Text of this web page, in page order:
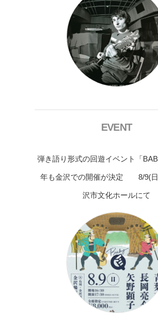
EVENT
弾き語り形式の回遊イベント「
年も金沢での開催が決定 8/9(日
沢市文化ホールにて